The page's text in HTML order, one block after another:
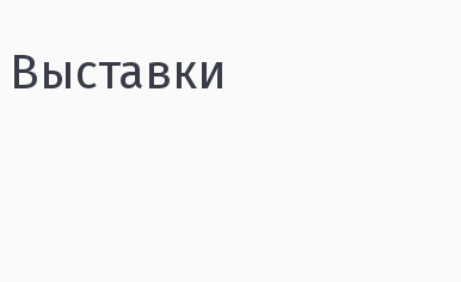
Выставки